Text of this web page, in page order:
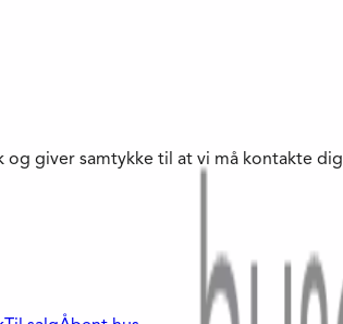
giver samtykke til at vi må kontakte